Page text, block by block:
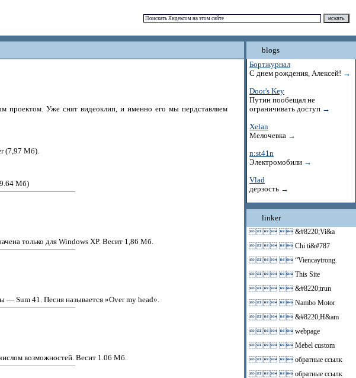
Уже снят видеоклип, и именно его мы пердставляем
(7,97 Мб).
Mб)
только для Windows XP. Весит 1,86 Мб.
— Sum 41. Песня называется »Over my head».
возможностей. Весит 1.06 Мб.
blogs
Бортжурнал
С днем рождения, Алексей! →
Door's Key
Путин пообещал не
ограничивать доступ →
Xelan
Мелочевка →
n:st41n
Электромобили →
Vlad
дерзость →
linker
  &#8220;Vi&a
  Chi ti&#787
  “Viencaytrong.
  This Site
  &#8220;trun
  Nambo Motor
  &#8220;H&am
  webpage
  Mebel custom
  обратные ссылк
  обратные ссылк